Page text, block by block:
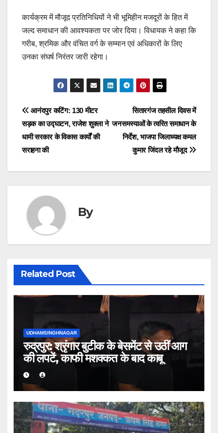
कार्यक्रम में मौजूद प्रतिनिधियों ने भी भूमिहीन मजदूरों के हित में
जल्द समाधान की आवश्यकता पर जोर दिया। विधायक ने कहा कि
गरीब, श्रमिक और वंचित वर्ग के सम्मान एवं अधिकारों के लिए
उनका संघर्ष निरंतर जारी रहेगा।
Post
navigation
सितारगंज तहसील दिवस में
जनसमस्याओं के त्वरित समाधान के
निर्देश, भाजपा जिलाध्यक्ष कमल
कुमार जिंदल रहे मौजूद
आनंदपुर कटिंग: 130 मीटर
सड़क का उद्घाटन, राजेश शुक्ला ने
धामी सरकार के विकास कार्यों की
सराहना की
By
Related Post
UDHAMSINGHNAGAR
रुद्रपुर: श्रृंगार बुटीक के बेसमेंट से उठीं आग
की लपटें, काफी मशक्कत के बाद काबू